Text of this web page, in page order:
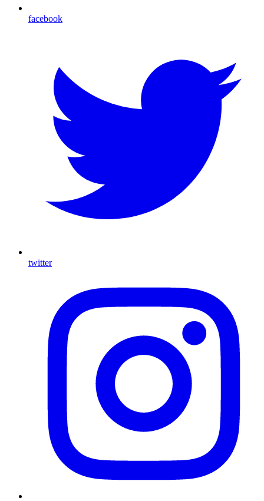
facebook
twitter